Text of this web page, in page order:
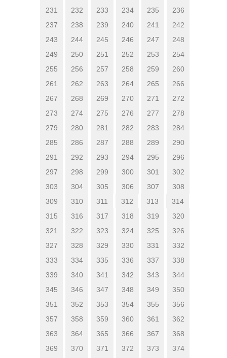
231
232 233 234 235
236
237
238 239 240 241
242
243
244 245 246 247
248
249
250 251 252 253
254
255
256 257 258 259
260
261
262 263 264 265
266
267
268 269 270 271
272
273
274 275 276 277
278
279
280 281 282 283
284
285
286 287 288 289
290
291
292 293 294 295
296
297
298 299 300 301
302
303
304 305 306 307
308
309
310 311 312 313
314
315
316 317 318 319
320
321
322 323 324 325
326
327
328 329 330 331
332
333
334 335 336 337
338
339
340 341 342 343
344
345
346 347 348 349
350
351
352 353 354 355
356
357
358 359 360 361
362
363
364 365 366 367
368
369
370 371 372 373 374